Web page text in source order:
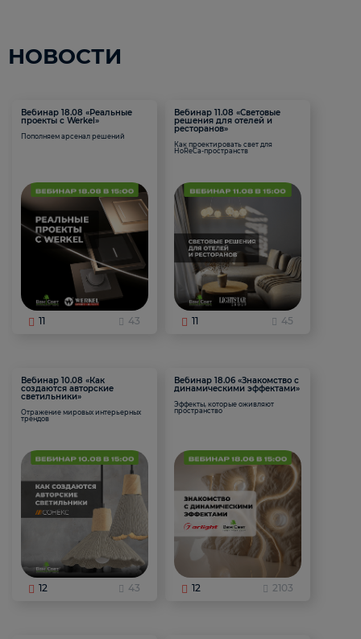
НОВОСТИ
Вебинар 18.08 «Реальные
проекты с Werkel»
Пополняем арсенал решений
11 43
Вебинар 11.08 «Световые
решения для отелей и
ресторанов»
Как проектировать свет для
HoReCa-пространств
11 45
Вебинар 10.08 «Как
создаются авторские
светильники»
Отражение мировых интерьерных
трендов
12 43
Вебинар 18.06 «Знакомство с
динамическими эффектами»
Эффекты, которые оживляют
пространство
12 2103